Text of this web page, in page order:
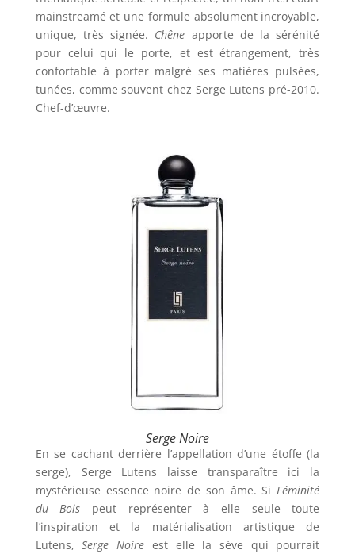
mainstreamé et une formule absolument incroyable,
unique, très signée. Chêne apporte de la sérénité
pour celui qui le porte, et est étrangement, très
confortable à porter malgré ses matières pulsées,
tunées, comme souvent chez Serge Lutens pré-2010.
Chef-d’œuvre.
Serge Noire
En se cachant derrière l’appellation d’une étoffe (la
serge), Serge Lutens laisse transparaître ici la
mystérieuse essence noire de son âme. SiFéminité
du Bois peut représenter à elle seule toute
l’inspiration et la matérialisation artistique de
Lutens,Serge Noire est elle la sève qui pourrait